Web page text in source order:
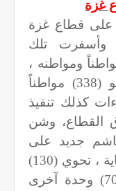
غزة
على قطاع غزة
وأسفرت تلك
عن استشهاد (30) مواطناً ومواطنه ،
نحو (338) مواطناً
كذلك تنفيذ
القطاع، وشن
غاشم جديد على
، تحوي (130)
وحدة سكنية ، وتضرر نحو (700) وحدة آخرى